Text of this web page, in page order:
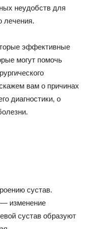
неудобств для
лечения.
эффективные
могут помочь
вам о причинах
диагностики, о
сустав.
— изменение
сустав образуют